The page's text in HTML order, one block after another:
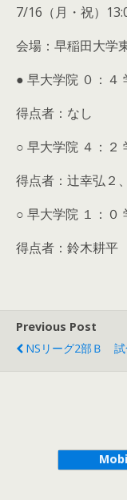
7/16（月・祝）
会場：早稲田大学
● 早大学院 ０：４
得点者：なし
○ 早大学院 ４：２
得点者：辻幸弘２
○ 早大学院 １：０
得点者：鈴木耕平
Previous Post
NSリーグ2部Ｂ 試